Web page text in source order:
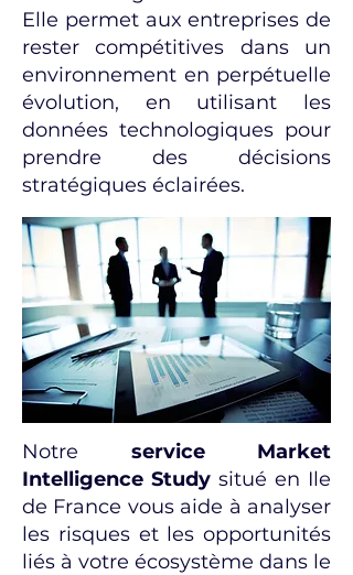
Elle permet aux entreprises de
rester compétitives dans un
environnement en perpétuelle
évolution, en utilisant les
données technologiques pour
prendre des décisions
stratégiques éclairées.
Notre service Market
Intelligence Study situé en Ile
de France vous aide à analyser
les risques et les opportunités
liés à votre écosystème dans le